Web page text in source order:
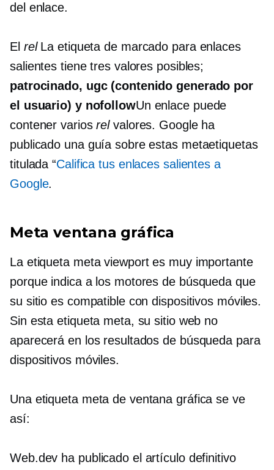
del enlace.
El relLa etiqueta de marcado para enlaces
salientes tiene tres valores posibles;
patrocinado, ugc (contenido generado por
el usuario) y nofollowUn enlace puede
contener variosrelvalores. Google ha
publicado una guía sobre estas metaetiquetas
titulada “Califica tus enlaces salientes a
Google.
Meta ventana gráfica
La etiqueta meta viewport es muy importante
porque indica a los motores de búsqueda que
su sitio es compatible con dispositivos móviles.
Sin esta etiqueta meta, su sitio web no
aparecerá en los resultados de búsqueda para
dispositivos móviles.
Una etiqueta meta de ventana gráfica se ve
así:
Web.dev ha publicado el artículo definitivo